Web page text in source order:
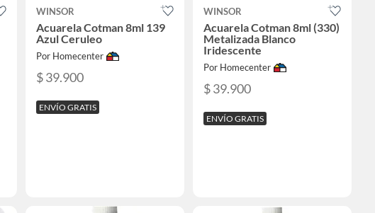
WINSOR
Acuarela Cotman 8ml 139
Azul Ceruleo
Por Homecenter
$ 39.900
ENVÍO GRATIS
WINSOR
Acuarela Cotman 8ml (330)
Metalizada Blanco
Iridescente
Por Homecenter
$ 39.900
ENVÍO GRATIS